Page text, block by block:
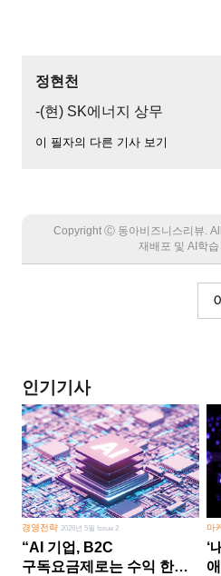
정현천
-(현) SK에너지 상무
이 필자의 다른 기사 보기
Copyright Ⓒ 동아비즈니스리뷰.
재배포 및 AI학습
인기기사
경영전략2026년 5월 Issue 2
“AI 기업, B2C
구독요금제로는 수익 한계
마
‘